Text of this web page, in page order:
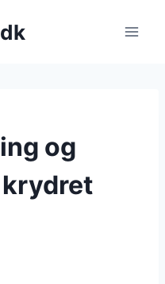
og